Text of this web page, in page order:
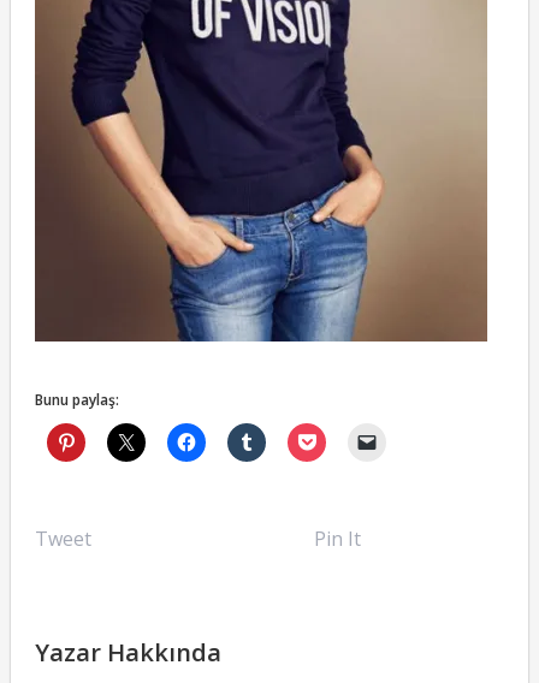
Bunu paylaş:
Tweet Pin It
Yazar Hakkında